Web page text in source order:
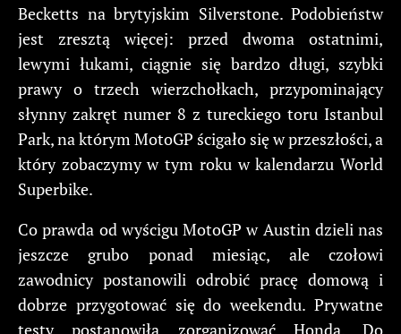
Becketts na brytyjskim Silverstone. Podobieństw
jest zresztą więcej: przed dwoma ostatnimi,
lewymi łukami, ciągnie się bardzo długi, szybki
prawy o trzech wierzchołkach, przypominający
słynny zakręt numer 8 z tureckiego toru Istanbul
Park, na którym MotoGP ścigało się w przeszłości, a
który zobaczymy w tym roku w kalendarzu World
Superbike.
Co prawda od wyścigu MotoGP w Austin dzieli nas
jeszcze grubo ponad miesiąc, ale czołowi
zawodnicy postanowili odrobić pracę domową i
dobrze przygotować się do weekendu. Prywatne
testy postanowiła zorganizować Honda. Do